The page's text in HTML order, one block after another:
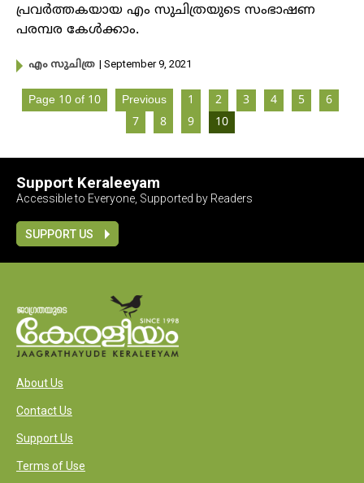
പ്രവർത്തകയായ എം സുചിത്രയുടെ സംഭാഷണ
പരമ്പര കേൾക്കാം.
എം സുചിത്ര | September 9, 2021
Page 10 of 10 Previous 1 2 3 4 5
6
7
8 9 10
Support Keraleeyam
Accessible to Everyone, Supported by Readers
SUPPORT US
About Us
Contact Us
Support Us
Terms of Use